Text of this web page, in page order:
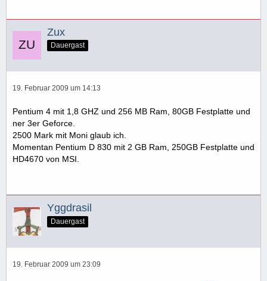
Zux
Dauergast
19. Februar 2009 um 14:13
Pentium 4 mit 1,8 GHZ und 256 MB Ram, 80GB Festplatte und
ner 3er Geforce.
2500 Mark mit Moni glaub ich.
Momentan Pentium D 830 mit 2 GB Ram, 250GB Festplatte und
HD4670 von MSI.
Yggdrasil
Dauergast
19. Februar 2009 um 23:09